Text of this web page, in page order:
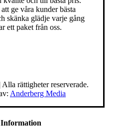
ge våra kunder bästa
skänka glädje varje gång
ett paket från oss.
rättigheter reserverade.
Anderberg Media
Information